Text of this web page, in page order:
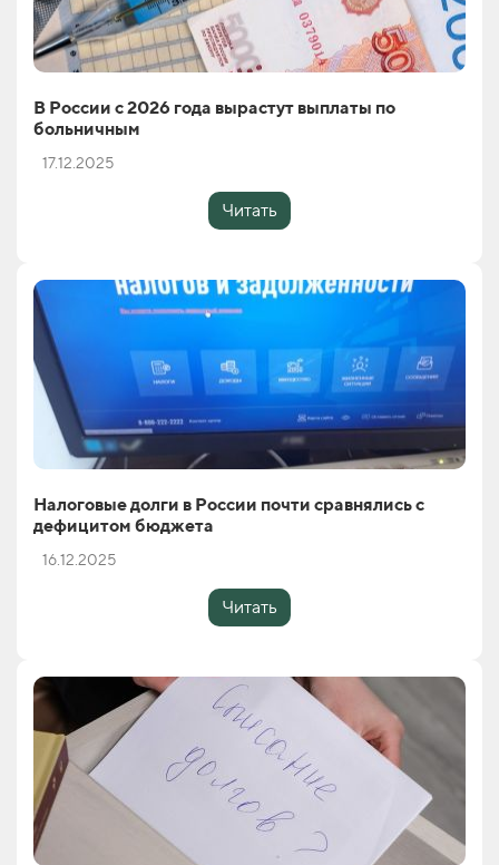
В России с 2026 года вырастут выплаты по
больничным
17.12.2025
Читать
Налоговые долги в России почти сравнялись с
дефицитом бюджета
16.12.2025
Читать